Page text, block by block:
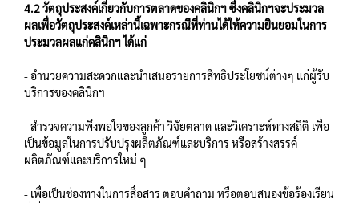
4.2 วัตถุประสงค์เกี่ยวกับการตลาดของคลินิกฯ ซึ่งคลินิกฯจะประมวล
ผลเพื่อวัตถุประสงค์เหล่านี้เฉพาะกรณีที่ท่านได้ให้ความยินยอมในการ
ประมวลผลแก่คลินิกฯ ได้แก่
- อำนวยความสะดวกและนำเสนอรายการสิทธิประโยชน์ต่างๆ แก่ผู้รับ
บริการของคลินิกฯ
- สำรวจความพึงพอใจของลูกค้า วิจัยตลาด และวิเคราะห์ทางสถิติ เพื่อ
เป็นข้อมูลในการปรับปรุงผลิตภัณฑ์และบริการ หรือสร้างสรรค์
ผลิตภัณฑ์และบริการใหม่ ๆ
- เพื่อเป็นช่องทางในการสื่อสาร ตอบคำถาม หรือตอบสนองข้อร้องเรียน